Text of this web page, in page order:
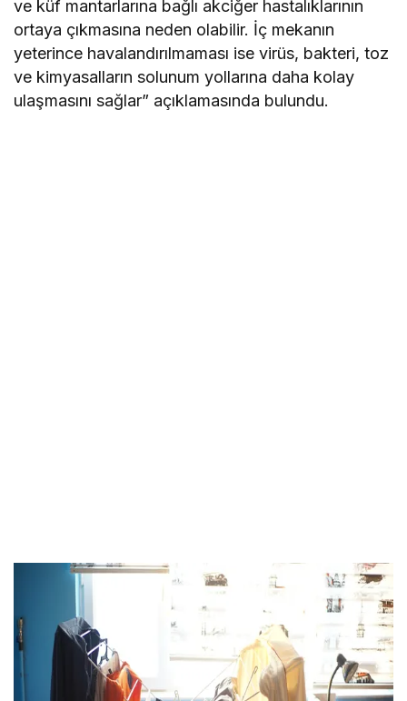
ve küf mantarlarına bağlı akciğer hastalıklarının
ortaya çıkmasına neden olabilir. İç mekanın
yeterince havalandırılmaması ise virüs, bakteri, toz
ve kimyasalların solunum yollarına daha kolay
ulaşmasını sağlar” açıklamasında bulundu.